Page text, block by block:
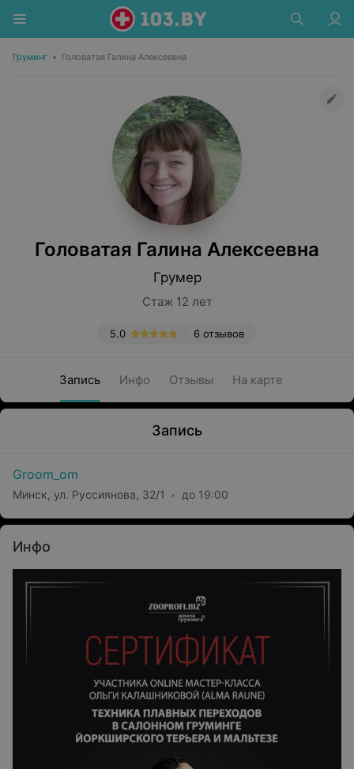
Груминг • Головатая Галина Алексеевна
Головатая Галина Алексеевна
Грумер
Стаж 12 лет
6 отзывов
5.0
Запись Инфо Отзывы На карте
Запись
Groom_om
Минск, ул. Руссиянова, 32/1 до 19:00
Инфо